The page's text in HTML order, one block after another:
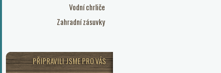
Vodní chrliče
Zahradní zásuvky
PŘIPRAVILI JSME PRO VÁS